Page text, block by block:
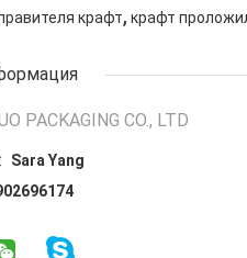
крафт, крафт
PACKAGING CO., LTD
Sara Yang